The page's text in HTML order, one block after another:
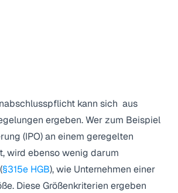
kann sich aus
ergeben. Wer zum Beispiel
(IPO) an einem geregelten
wird ebenso wenig darum
§315e HGB), wie Unternehmen einer
Diese Größenkriterien ergeben